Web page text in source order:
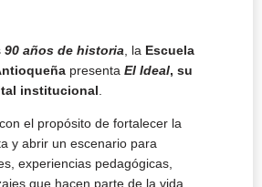
90 años de historia , la Escuela
presenta El Ideal, su
institucional
el propósito de fortalecer la
y abrir un escenario para
experiencias pedagógicas,
que hacen parte de la vida